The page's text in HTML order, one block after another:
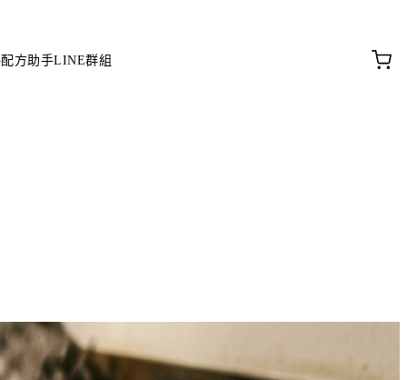
方助手LINE群組